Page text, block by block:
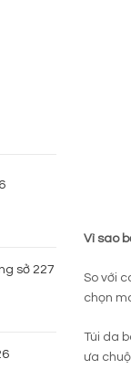
Vì sao
So với
chọn
Túi da
ưa
sở 227